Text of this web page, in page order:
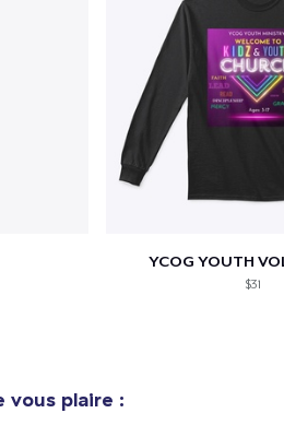
YCOG YOUTH
$31
vous plaire :